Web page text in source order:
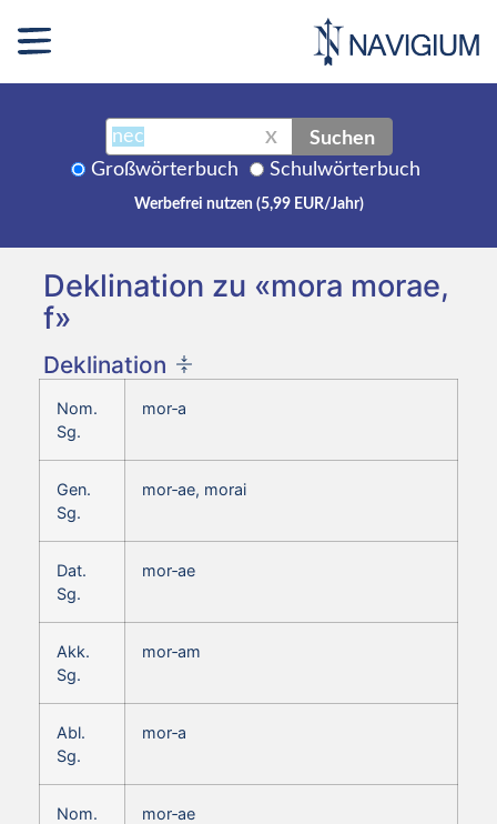
X Suchen
Großwörterbuch Schulwörterbuch
Werbefrei nutzen (5,99 EUR/Jahr)
Deklination zu «mora morae,
f»
Deklination
Nom.
Sg.
mor‑a
Gen.
Sg.
mor‑ae, morai
Dat.
Sg.
mor‑ae
Akk.
Sg.
mor‑am
Abl.
Sg.
mor‑a
Nom.
mor‑ae